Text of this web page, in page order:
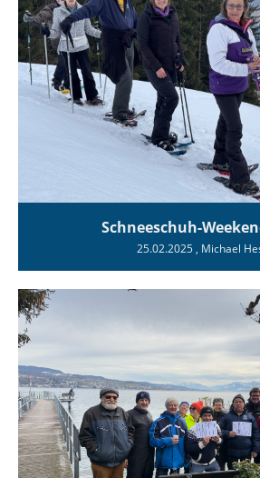
Schneeschuh-
25.02.2025 , Michael